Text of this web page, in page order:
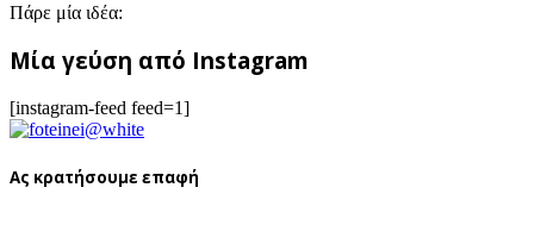
Πάρε μία ιδέα:
Μία γεύση από Instagram
[instagram-feed feed=1]
Ας κρατήσουμε επαφή